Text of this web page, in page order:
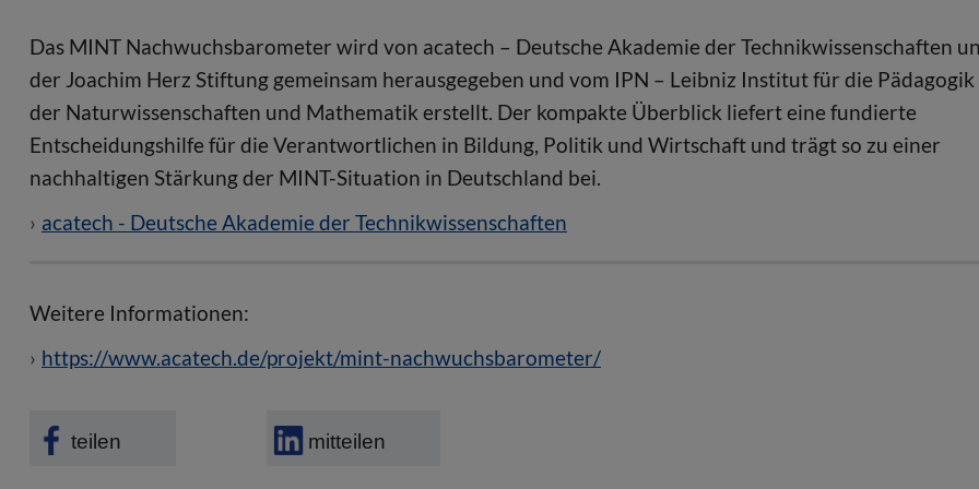
Das MINT Nachwuchsbarometer wird von acatech – Deutsche Akademie der Technikwissenschaften
der Joachim Herz Stiftung gemeinsam herausgegeben und vom IPN – Leibniz Institut für die Pädagogik
der Naturwissenschaften und Mathematik erstellt. Der kompakte Überblick liefert eine fundierte
Entscheidungshilfe für die Verantwortlichen in Bildung, Politik und Wirtschaft und trägt so zu einer
nachhaltigen Stärkung der MINT-Situation in Deutschland bei.
acatech - Deutsche Akademie der Technikwissenschaften
Weitere Informationen:
https://www.acatech.de/projekt/mint-nachwuchsbarometer/
teilen mitteilen